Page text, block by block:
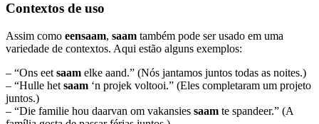
Contextos de uso
Assim como eensaam, saam também pode ser usado em uma
variedade de contextos. Aqui estão alguns exemplos:
– “Ons eet saam elke aand.” (Nós jantamos juntos todas as noites.)
– “Hulle het saam ‘n projek voltooi.” (Eles completaram um projeto
juntos.)
– “Die familie hou daarvan om vakansies saam te spandeer.” (A